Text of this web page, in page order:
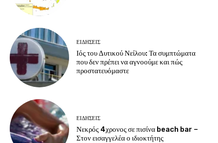
ΕΙΔΗΣΕΙΣ
Ιός του Δυτικού Νείλου: Τα συμπτώματα
που δεν πρέπει να αγνοούμε και πώς
προστατευόμαστε
ΕΙΔΗΣΕΙΣ
Νεκρός 4χρονος σε πισίνα beach bar –
Στον εισαγγελέα ο ιδιοκτήτης